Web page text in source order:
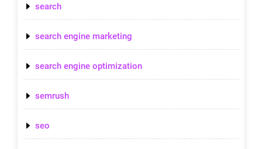
search
search engine marketing
search engine optimization
semrush
seo